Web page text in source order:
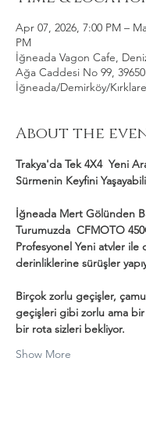
Apr 07, 2026, 7:00 PM –
PM
İğneada Vagon Cafe,
Ağa Caddesi No 99, 39650
İğneada/Demirköy/
About the
Trakya'da Tek 4X4  Yeni
Sürmenin Keyfini
İğneada Mert Gölünden
Turumuzda  CFMOTO
Profesyonel Yeni atvler ile
derinliklerine sürüşler
Birçok zorlu geçişler,
geçişleri gibi zorlu ama
bir rota sizleri bekliyor.
Show More